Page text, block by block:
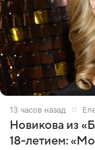
13 часов назад
Новикова из
18-летием: